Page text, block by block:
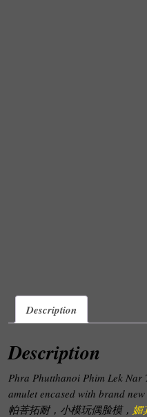
Description
Description
Phra Phutthanoi Phim Lek Nar
amulet encased with brand
帕菩拓耐，小模玩偶脸模， 媚